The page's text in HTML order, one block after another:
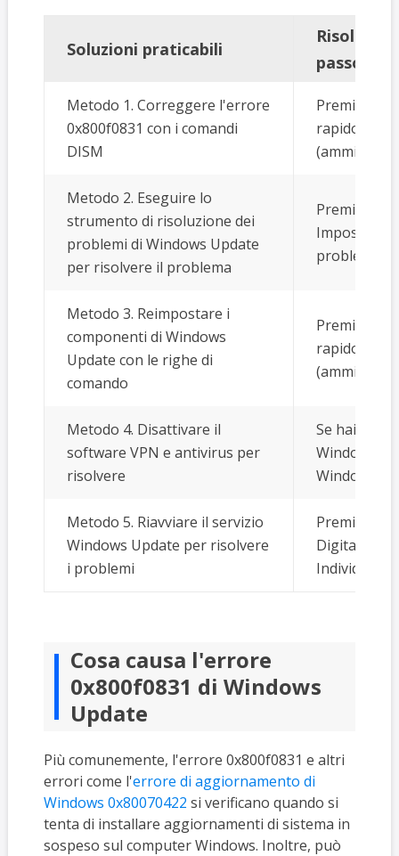
Soluzioni praticabili
passo
Metodo 1. Correggere l'errore
0x800f0831 con i comandi
DISM
Premi il
rapido.
Metodo 2. Eseguire lo
strumento di risoluzione dei
problemi di Windows Update
per risolvere il problema
Premi il
problemi >
Metodo 3. Reimpostare i
componenti di Windows
Update con le righe di
comando
Premi il
rapido.
Metodo 4. Disattivare il
software VPN e antivirus per
risolvere
Se hai una
Windows,
Windows...
Metodo 5. Riavviare il servizio
Windows Update per risolvere
i problemi
Premi il
Digita
Individua...
Cosa causa l'errore
0x800f0831 di Windows
Update
Più comunemente, l'errore 0x800f0831 e altri
errori come l'errore di aggiornamento di
Windows 0x80070422 si verificano quando si
tenta di installare aggiornamenti di sistema in
sospeso sul computer Windows. Inoltre, può